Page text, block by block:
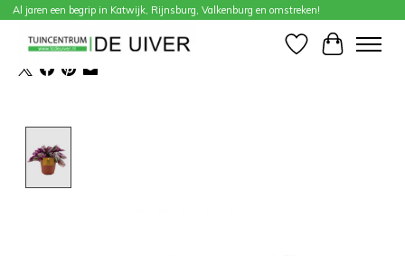
Al jaren een begrip in Katwijk, Rijnsburg, Valkenburg en omstreken!
Verlanglijst
Home / Tradescantia Nanoek pt12